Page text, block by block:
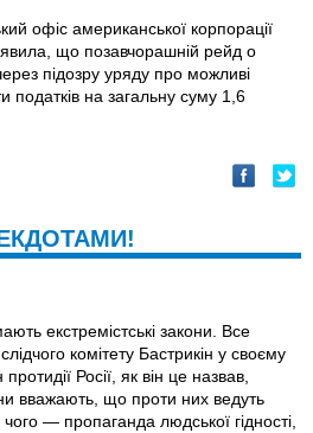
офіс американської корпорації
що позавчорашній рейд о
підозру уряду про можливі
податків на загальну суму 1,6
екстремістські закони. Все
комітету Бастрикін у своєму
Росії, як він це назвав,
вважають, що проти них ведуть
— пропаганда людської гідності,